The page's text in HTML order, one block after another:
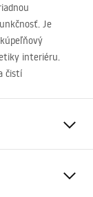
Je
interiéru.
čistí